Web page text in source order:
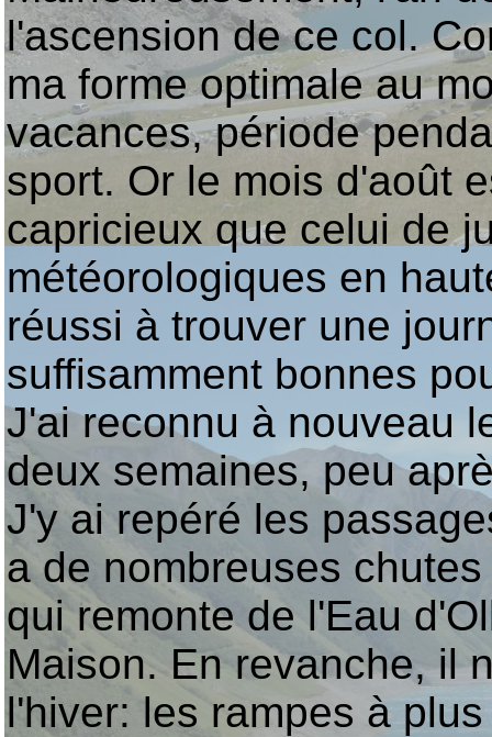
l'ascension de ce col.
ma forme optimale au
vacances, période
sport. Or le mois d'août
capricieux que celui de
météorologiques en
réussi à trouver une
suffisamment bonnes
J'ai reconnu à nouveau
deux semaines, peu
J'y ai repéré les
a de nombreuses
qui remonte de l'Eau
Maison. En revanche, il
l'hiver: les rampes à